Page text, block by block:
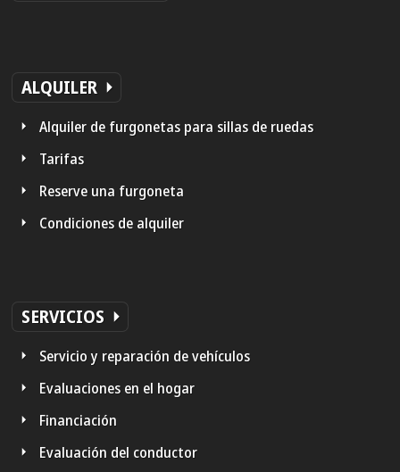
ALQUILER
Alquiler de furgonetas para sillas de ruedas
Tarifas
Reserve una furgoneta
Condiciones de alquiler
SERVICIOS
Servicio y reparación de vehículos
Evaluaciones en el hogar
Financiación
Evaluación del conductor